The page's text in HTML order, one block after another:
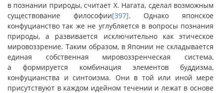
в познании природы, считает Х. Нагата, сделал возможным
существование философии[397]. Однако японское
конфуцианство так же не углубляется в вопросы познания
природы, а развивается исключительно как этическое
мировоззрение. Таким образом, в Японии не складывается
единая собственная мировоззренческая система,
а формируется комбинация элементов буддизма,
конфуцианства и синтоизма. Они в той или иной мере
присутствуют в каждом идейном течении и лежат в основе